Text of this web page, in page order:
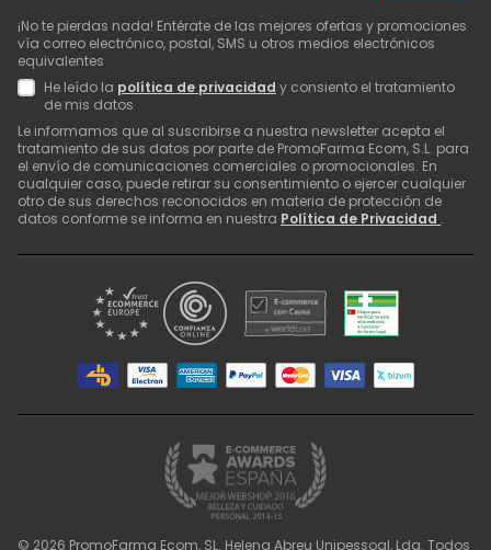
¡No te pierdas nada! Entérate de las mejores ofertas y promociones
vía correo electrónico, postal, SMS u otros medios electrónicos
equivalentes
He leído la política de privacidad y consiento el tratamiento
de mis datos
Le informamos que al suscribirse a nuestra newsletter acepta el
tratamiento de sus datos por parte de PromoFarma Ecom, S.L. para
el envío de comunicaciones comerciales o promocionales. En
cualquier caso, puede retirar su consentimiento o ejercer cualquier
otro de sus derechos reconocidos en materia de protección de
datos conforme se informa en nuestra Política de Privacidad .
© 2026 PromoFarma Ecom, SL. Helena Abreu Unipessoal, Lda. Todos